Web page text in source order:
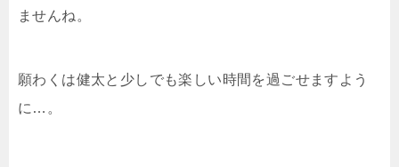
ませんね。
願わくは健太と少しでも楽しい時間を過ごせますよう
に…。